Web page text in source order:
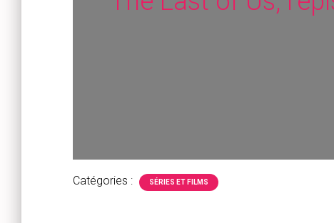
Catégories : SÉRIES ET FILMS